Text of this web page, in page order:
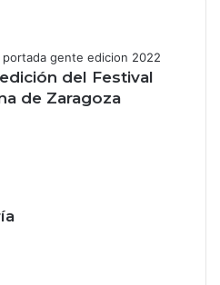
del Festival
de Zaragoza